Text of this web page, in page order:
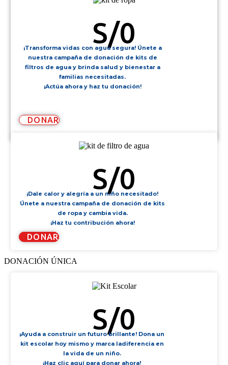
S/0
¡Transforma vidas con agua segura! Únete a
nuestra campaña de donación de kits de
filtros de agua y brinda salud y bienestar a
familias necesitadas.
¡Actúa ahora y haz tu donación!
DONAR
S/0
¡Dale calor y alegría a un niño necesitado!
Únete a nuestra campaña de donación de kits
de ropa y cambia vida.
¡Haz tu contribución ahora!
DONAR
DONACIÓN ÚNICA
S/0
¡Ayuda a construir un futuro brillante! Dona un
kit escolar hoy mismo y marca ladiferencia en
la vida de un niño.
¡Haz clic aquí para donar ahora!